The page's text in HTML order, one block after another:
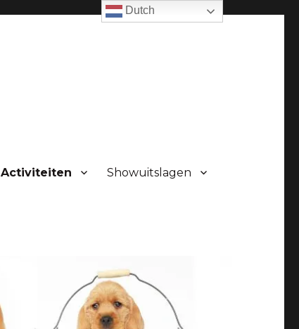
Activiteiten Showuitslagen
Dutch